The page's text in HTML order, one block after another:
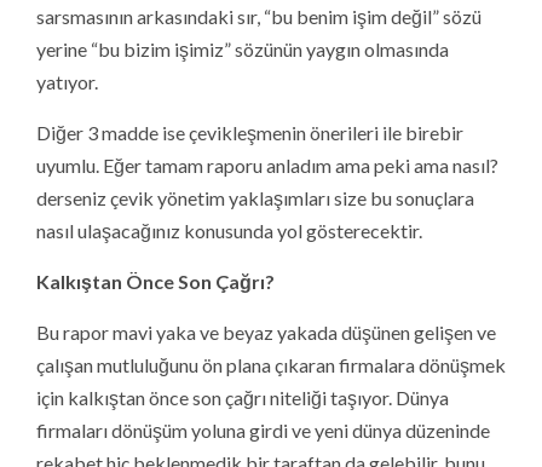
sarsmasının arkasındaki sır, “bu benim işim değil” sözü
yerine “bu bizim işimiz” sözünün yaygın olmasında
yatıyor.
Diğer 3 madde ise çevikleşmenin önerileri ile birebir
uyumlu. Eğer tamam raporu anladım ama peki ama nasıl?
derseniz çevik yönetim yaklaşımları size bu sonuçlara
nasıl ulaşacağınız konusunda yol gösterecektir.
Kalkıştan Önce Son Çağrı?
Bu rapor mavi yaka ve beyaz yakada düşünen gelişen ve
çalışan mutluluğunu ön plana çıkaran firmalara dönüşmek
için kalkıştan önce son çağrı niteliği taşıyor. Dünya
firmaları dönüşüm yoluna girdi ve yeni dünya düzeninde
rekabet hiç beklenmedik bir taraftan da gelebilir, bunu